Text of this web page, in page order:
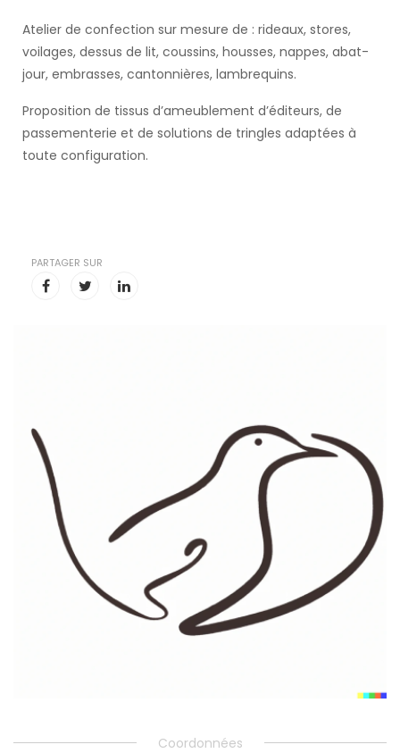
Coordonnées
Atelier de confection sur mesure de : rideaux, stores,
voilages, dessus de lit, coussins, housses, nappes, abat-
jour, embrasses, cantonnières, lambrequins.
Proposition de tissus d’ameublement d’éditeurs, de
passementerie et de solutions de tringles adaptées à
toute configuration.
PARTAGER SUR